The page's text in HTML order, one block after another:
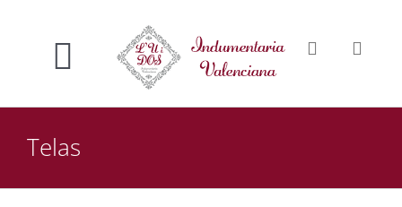
contenidoToggle
Navigation
Telas